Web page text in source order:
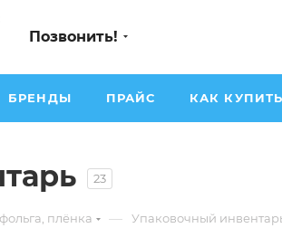
Позвонить!
БРЕНДЫ ПРАЙС КАК КУПИТЬ
23
плёнка — Упаковочный